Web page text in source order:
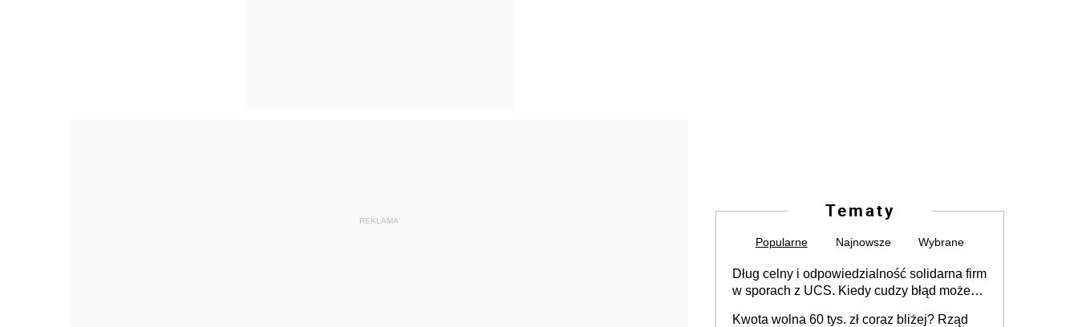
REKLAMA Tematy
Popularne Najnowsze Wybrane
Dług celny i odpowiedzialność solidarna firm
w sporach z UCS. Kiedy cudzy błąd może
Kwota wolna 60 tys. zł coraz bliżej? Rząd